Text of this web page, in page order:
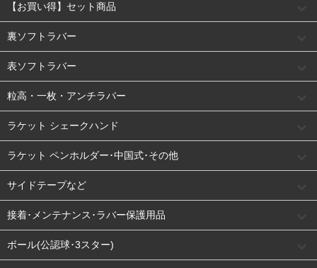
【お買い得】セット商品
裏ソフトラバー
表ソフトラバー
粒高・一枚・アンチラバー
ラケット シェークハンド
ラケット ペンホルダー･中国式･その他
サイドテープなど
接着･メンテナンス･ラバー保護用品
ボール(公認球･3スター)